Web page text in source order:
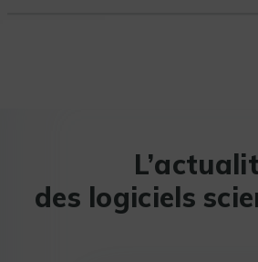
des logiciels